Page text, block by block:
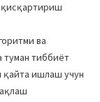
қисқартириш
ва
туман тиббиёт
қайта ишлаш учун